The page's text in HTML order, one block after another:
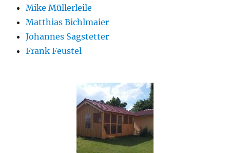
Mike Müllerleile
Matthias Bichlmaier
Johannes Sagstetter
Frank Feustel